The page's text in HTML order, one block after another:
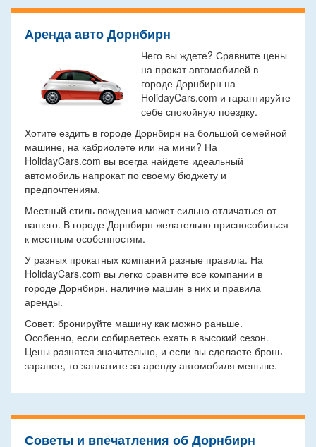
Аренда авто Дорнбирн
Чего вы ждете? Сравните цены
на прокат автомобилей в
городе Дорнбирн на
HolidayCars.com и гарантируйте
себе спокойную поездку.
Хотите ездить в городе Дорнбирн на большой семейной
машине, на кабриолете или на мини? На
HolidayCars.com вы всегда найдете идеальный
автомобиль напрокат по своему бюджету и
предпочтениям.
Местный стиль вождения может сильно отличаться от
вашего. В городе Дорнбирн желательно приспособиться
к местным особенностям.
У разных прокатных компаний разные правила. На
HolidayCars.com вы легко сравните все компании в
городе Дорнбирн, наличие машин в них и правила
аренды.
Совет: бронируйте машину как можно раньше.
Особенно, если собираетесь ехать в высокий сезон.
Цены разнятся значительно, и если вы сделаете бронь
заранее, то заплатите за аренду автомобиля меньше.
Советы и впечатления об Дорнбирн